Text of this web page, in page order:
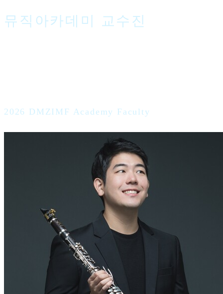
뮤직아카데미 교수진
2026 DMZIMF Academy Faculty